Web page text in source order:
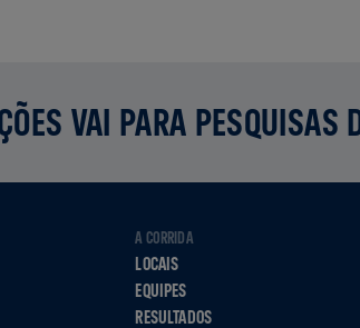
VAI PARA PESQUISAS
A CORRIDA
LOCAIS
EQUIPES
RESULTADOS